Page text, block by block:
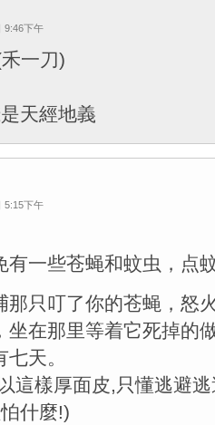
9:46下午
一刀)
天經地義
5:15下午
有一些苍蝇和蚊虫，点
那只叮了你的苍蝇，怒
坐在那里等着它死掉的
天。
這樣厚面皮,只懂逃避
什麼!)